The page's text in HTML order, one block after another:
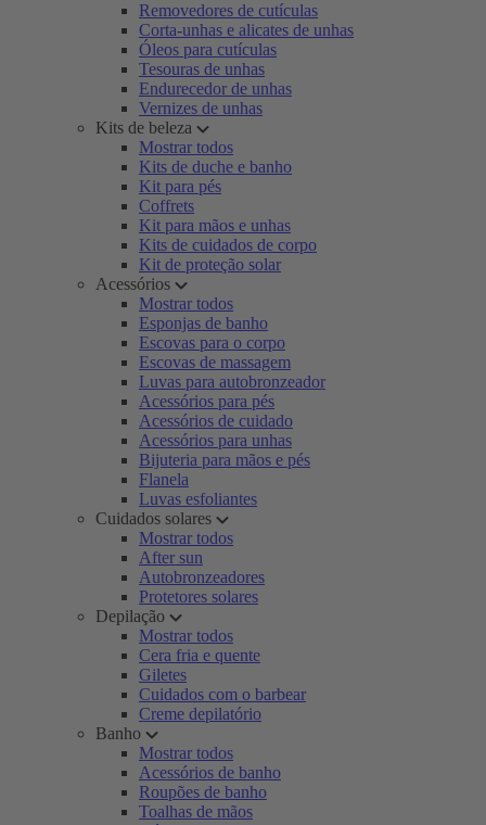
Removedores de cutículas
Corta-unhas e alicates de unhas
Óleos para cutículas
Tesouras de unhas
Endurecedor de unhas
Vernizes de unhas
Kits de beleza
Mostrar todos
Kits de duche e banho
Kit para pés
Coffrets
Kit para mãos e unhas
Kits de cuidados de corpo
Kit de proteção solar
Acessórios
Mostrar todos
Esponjas de banho
Escovas para o corpo
Escovas de massagem
Luvas para autobronzeador
Acessórios para pés
Acessórios de cuidado
Acessórios para unhas
Bijuteria para mãos e pés
Flanela
Luvas esfoliantes
Cuidados solares
Mostrar todos
After sun
Autobronzeadores
Protetores solares
Depilação
Mostrar todos
Cera fria e quente
Giletes
Cuidados com o barbear
Creme depilatório
Banho
Mostrar todos
Acessórios de banho
Roupões de banho
Toalhas de mãos